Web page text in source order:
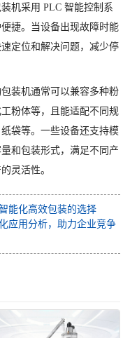
机采用 PLC 智能控制系
捷。当设备出现故障时能
定位和解决问题，减少停
装机通常可以兼容多种粉
粉体等，且能适配不同规
袋等。一些设备还支持模
和包装形式，满足不同产
灵活性。
能化高效包装的选择
应用分析，助力企业竞争